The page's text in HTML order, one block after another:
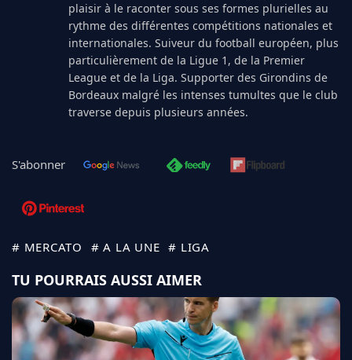
plaisir à le raconter sous ses formes plurielles au
rythme des différentes compétitions nationales et
internationales. Suiveur du football européen, plus
particulièrement de la Ligue 1, de la Premier
League et de la Liga. Supporter des Girondins de
Bordeaux malgré les intenses tumultes que le club
traverse depuis plusieurs années.
S'abonner
# MERCATO # A LA UNE # LIGA
TU POURRAIS AUSSI AIMER